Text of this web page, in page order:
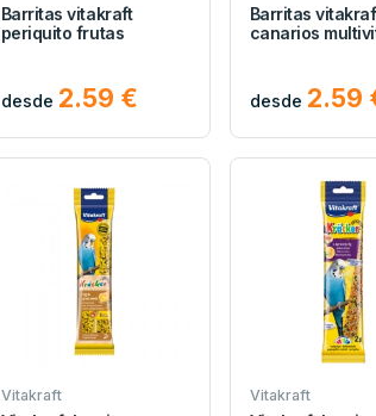
Barritas vitakraft
periquito frutas
desde 2.59 €
Barritas
canarios
desde 2.59
Vitakraft Vitakraft